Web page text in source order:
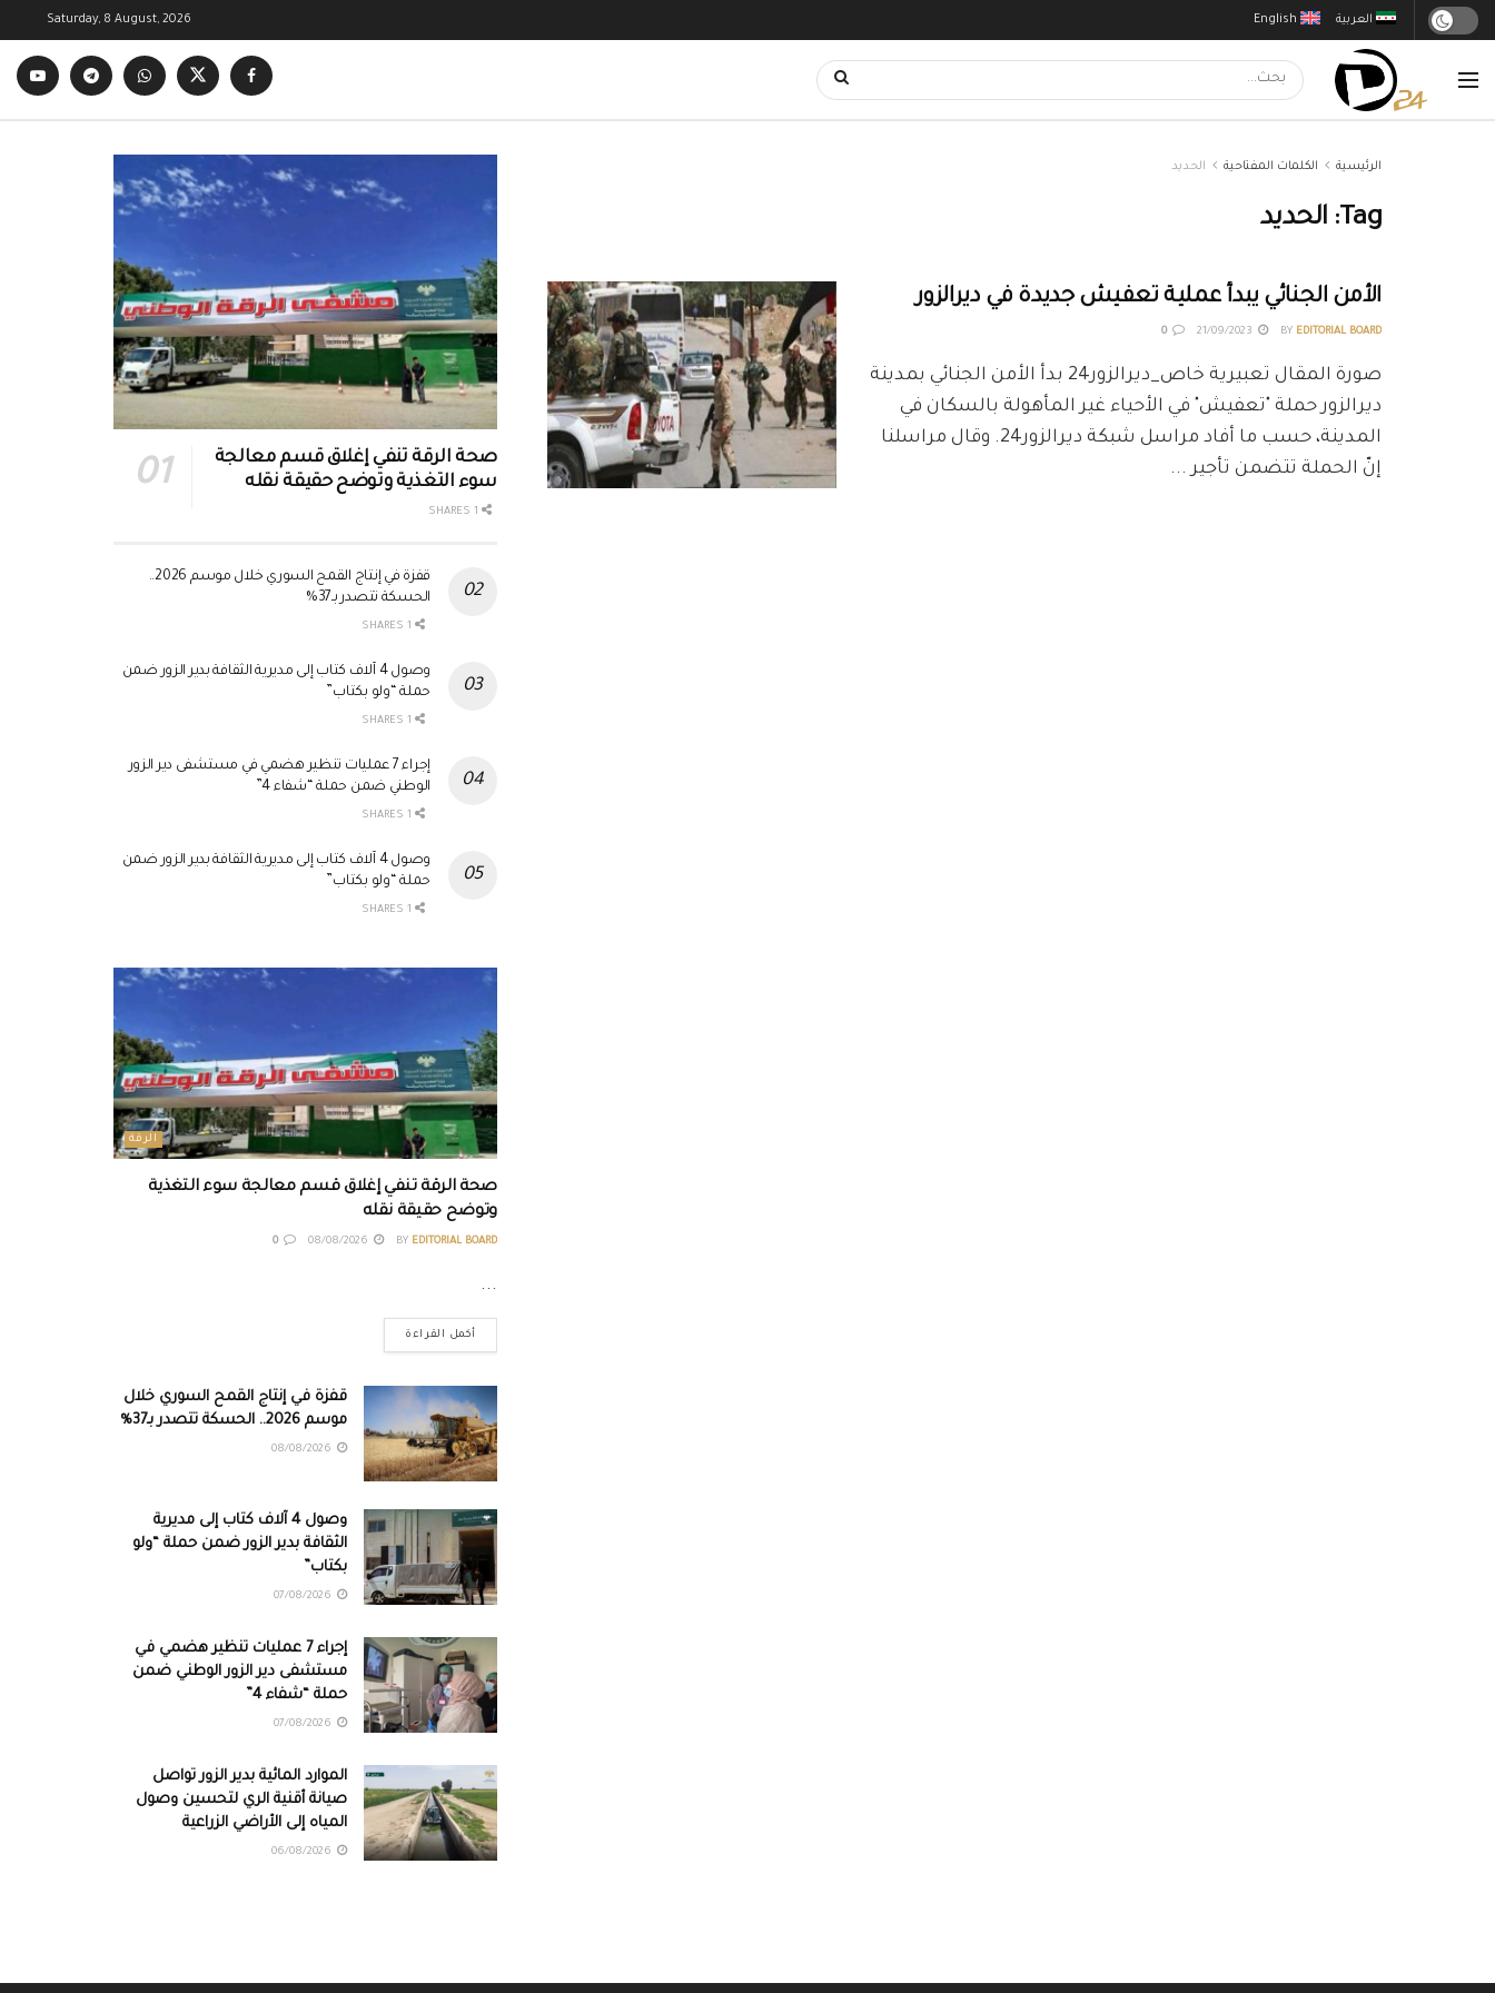
English العربية Saturday, 8 August, 2026
الرئيسية الكلمات المفتاحية الحديد
Tag: الحديد
الأمن الجنائي يبدأ عملية تعفيش جديدة في ديرالزور
BY EDITORIAL BOARD
0
صورة المقال تعبيرية خاص_ديرالزور24 بدأ الأمن الجنائي بمدينة
ديرالزور حملة "تعفيش" في الأحياء غير المأهولة بالسكان في
المدينة، حسب ما أفاد مراسل شبكة ديرالزور24. وقال مراسلنا
إنّ الحملة تتضمن تأجير ...
صحة الرقة تنفي إغلاق قسم معالجة
سوء التغذية وتوضح حقيقة نقله
قفزة في إنتاج القمح السوري خلال موسم 2026..
الحسكة تتصدر بـ37%
وصول 4 آلاف كتاب إلى مديرية الثقافة بدير الزور ضمن
حملة “ولو بكتاب”
إجراء 7 عمليات تنظير هضمي في مستشفى دير الزور
الوطني ضمن حملة “شفاء 4”
وصول 4 آلاف كتاب إلى مديرية الثقافة بدير الزور ضمن
حملة “ولو بكتاب”
الرقة
صحة الرقة تنفي إغلاق قسم معالجة سوء التغذية
وتوضح حقيقة نقله
BY EDITORIAL BOARD
0
...
أكمل القراءة
قفزة في إنتاج القمح السوري خلال
موسم 2026.. الحسكة تتصدر بـ37%
وصول 4 آلاف كتاب إلى مديرية
الثقافة بدير الزور ضمن حملة “ولو
بكتاب”
إجراء 7 عمليات تنظير هضمي في
مستشفى دير الزور الوطني ضمن
حملة “شفاء 4”
الموارد المائية بدير الزور تواصل
صيانة أقنية الري لتحسين وصول
المياه إلى الأراضي الزراعية